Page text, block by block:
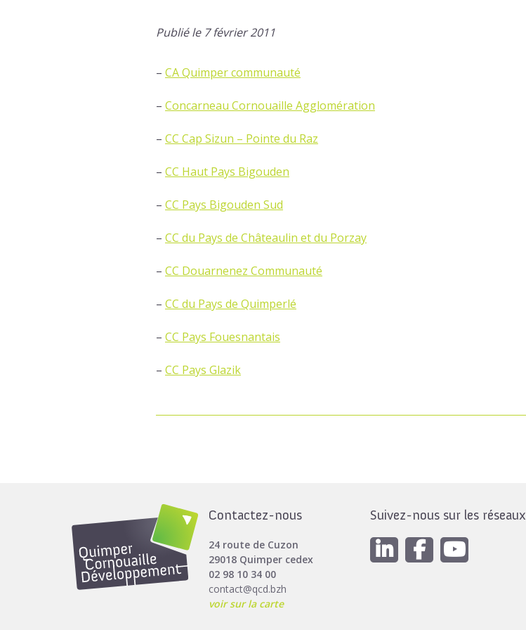
Publié le 7 février 2011
– CA Quimper communauté
– Concarneau Cornouaille Agglomération
– CC Cap Sizun – Pointe du Raz
– CC Haut Pays Bigouden
– CC Pays Bigouden Sud
– CC du Pays de Châteaulin et du Porzay
– CC Douarnenez Communauté
– CC du Pays de Quimperlé
– CC Pays Fouesnantais
– CC Pays Glazik
Contactez-nous
24 route de Cuzon
29018 Quimper cedex
02 98 10 34 00
contact@qcd.bzh
voir sur la carte
Suivez-nous sur les réseaux